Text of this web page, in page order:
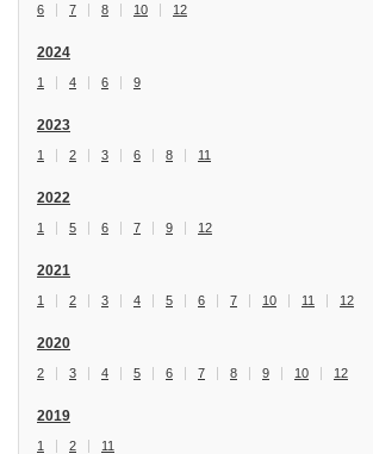
6 7 8 10 12
2024
1 4 6 9
2023
1 2 3 6 8 11
2022
1 5 6 7 9 12
2021
1 2 3 4 5 6 7 10 11 12
2020
2 3 4 5 6 7 8 9 10 12
2019
1 2 11